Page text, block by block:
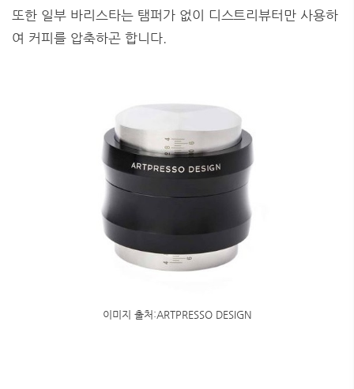
또한 일부 바리스타는 탬퍼가 없이 디스트리뷰터만 사용하
여 커피를 압축하곤 합니다.
이미지 출처:ARTPRESSO DESIGN